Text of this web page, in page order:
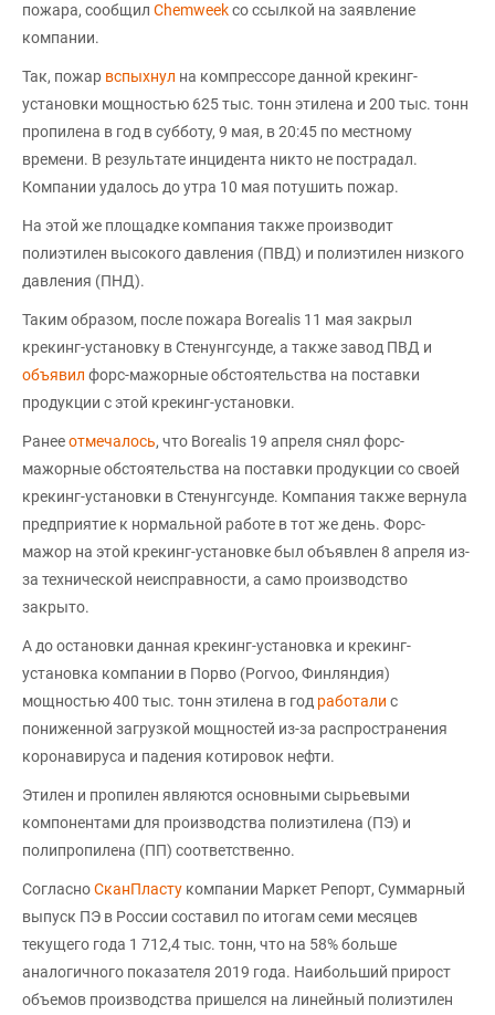
пожара, сообщил Chemweekсо ссылкой на заявление
компании.
Так, пожар вспыхнул на компрессоре данной крекинг-
установки мощностью 625 тыс. тонн этилена и 200 тыс. тонн
пропилена в год в субботу, 9 мая, в 20:45 по местному
времени. В результате инцидента никто не пострадал.
Компании удалось до утра 10 мая потушить пожар.
На этой же площадке компания также производит
полиэтилен высокого давления (ПВД) и полиэтилен низкого
давления (ПНД).
Таким образом, после пожара Borealis 11 мая закрыл
крекинг-установку в Стенунгсунде, а также завод ПВД и
объявил форс-мажорные обстоятельства на поставки
продукции с этой крекинг-установки.
Ранееотмечалось, что Borealis 19 апреля снял форс-
мажорные обстоятельства на поставки продукции со своей
крекинг-установки в Стенунгсунде. Компания также вернула
предприятие к нормальной работе в тот же день. Форс-
мажор на этой крекинг-установке был объявлен 8 апреля из-
за технической неисправности, а само производство
закрыто.
А до остановки данная крекинг-установка и крекинг-
установка компании в Порво (Porvoo, Финляндия)
мощностью 400 тыс. тонн этилена в год работали с
пониженной загрузкой мощностей из-за распространения
коронавируса и падения котировок нефти.
Этилен и пропилен являются основными сырьевыми
компонентами для производства полиэтилена (ПЭ) и
полипропилена (ПП) соответственно.
СогласноСканПласту компании Маркет Репорт, Суммарный
выпуск ПЭ в России составил по итогам семи месяцев
текущего года 1 712,4 тыс. тонн, что на 58% больше
аналогичного показателя 2019 года. Наибольший прирост
объемов производства пришелся на линейный полиэтилен